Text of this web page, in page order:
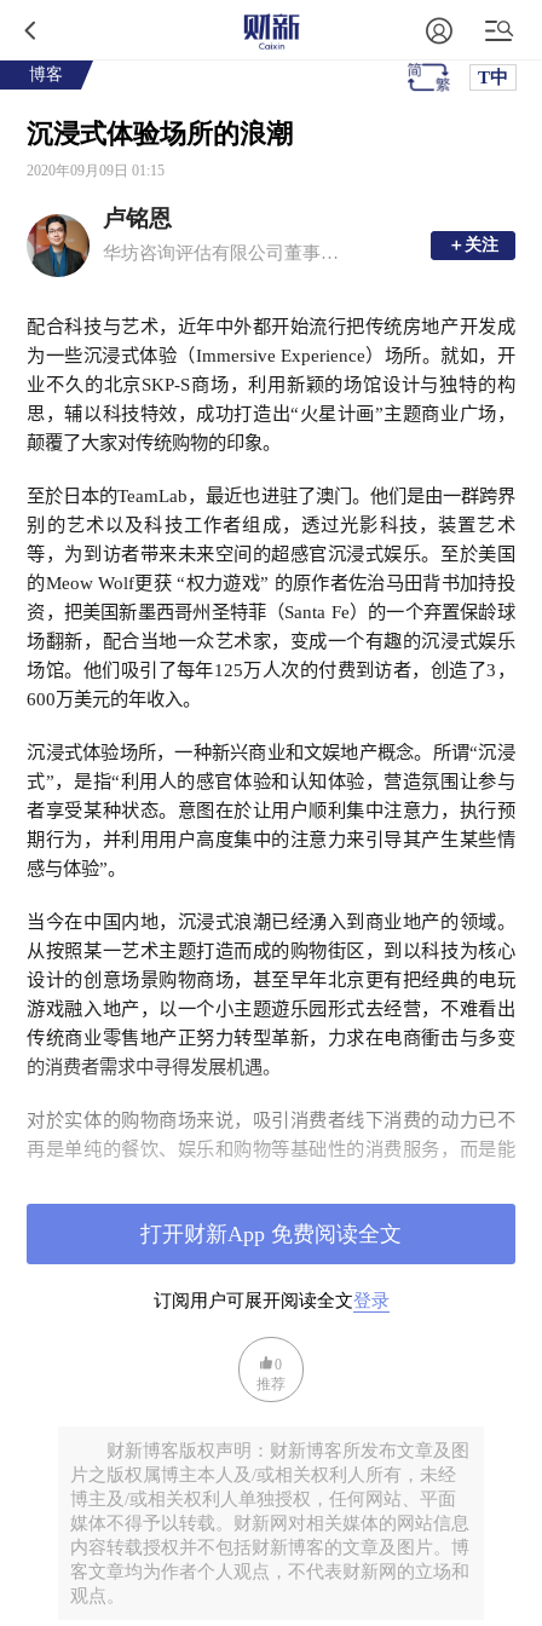
博客 T中
沉浸式体验场所的浪潮
2020年09月09日 01:15
卢铭恩
华坊咨询评估有限公司董事总经理、注册中国房地产估价师、香港测量师学会产业测量师 ＋关注
＋关注
配合科技与艺术，近年中外都开始流行把传统房地产开发成
为一些沉浸式体验（Immersive Experience）场所。就如，开
业不久的北京SKP-S商场，利用新颖的场馆设计与独特的构
思，辅以科技特效，成功打造出“火星计画”主题商业广场，
颠覆了大家对传统购物的印象。
至於日本的TeamLab，最近也进驻了澳门。他们是由一群跨界
别的艺术以及科技工作者组成，透过光影科技，装置艺术
等，为到访者带来未来空间的超感官沉浸式娱乐。至於美国
的Meow Wolf更获 “权力遊戏” 的原作者佐治马田背书加持投
资，把美国新墨西哥州圣特菲（Santa Fe）的一个弃置保龄球
场翻新，配合当地一众艺术家，变成一个有趣的沉浸式娱乐
场馆。他们吸引了每年125万人次的付费到访者，创造了3 ，
600万美元的年收入。
沉浸式体验场所，一种新兴商业和文娱地产概念。所谓“沉浸
式”，是指“利用人的感官体验和认知体验，营造氛围让参与
者享受某种状态。意图在於让用户顺利集中注意力，执行预
期行为，并利用用户高度集中的注意力来引导其产生某些情
感与体验”。
当今在中国内地，沉浸式浪潮已经湧入到商业地产的领域。
从按照某一艺术主题打造而成的购物街区，到以科技为核心
设计的创意场景购物商场，甚至早年北京更有把经典的电玩
游戏融入地产，以一个小主题遊乐园形式去经营，不难看出
传统商业零售地产正努力转型革新，力求在电商衝击与多变
的消费者需求中寻得发展机遇。
对於实体的购物商场来说，吸引消费者线下消费的动力已不
再是单纯的餐饮、娱乐和购物等基础性的消费服务，而是能
的感官刺激，如安全感、舒适感、尊重感等。如何设计出一
个能令消费者真正沉浸其中，与周围环境产生共鸣，激发消
费欲望的沉浸式场景则至关重要。
笔者认为，沉浸式体验场所要成功必须具备精準定位。比
如，对於现在新型的消费主力“00
段，大多仍为学生，无太大的经济压力，那麽这部分的消费
群体则更加追求娱乐性与社交性。
式设计调动他们的消费欲望。
此外，当今线下的消费者们已不再只是“买家”的身份，他们
更是消费宣传的创造者们。如果沉浸式体验能为消费者们带
来印象深刻的体验，那麽这些消费者将会成为免费的场所宣
传大使，通过社交媒体分享，为场所带来多重叠加的积极宣
订阅用户可展开阅读全文登录
打开财新App 免费阅读全文
0
推荐
财新博客版权声明：财新博客所发布文章及图
片之版权属博主本人及/或相关权利人所有，未经
博主及/或相关权利人单独授权，任何网站、平面
媒体不得予以转载。财新网对相关媒体的网站信息
内容转载授权并不包括财新博客的文章及图片。博
客文章均为作者个人观点，不代表财新网的立场和
观点。